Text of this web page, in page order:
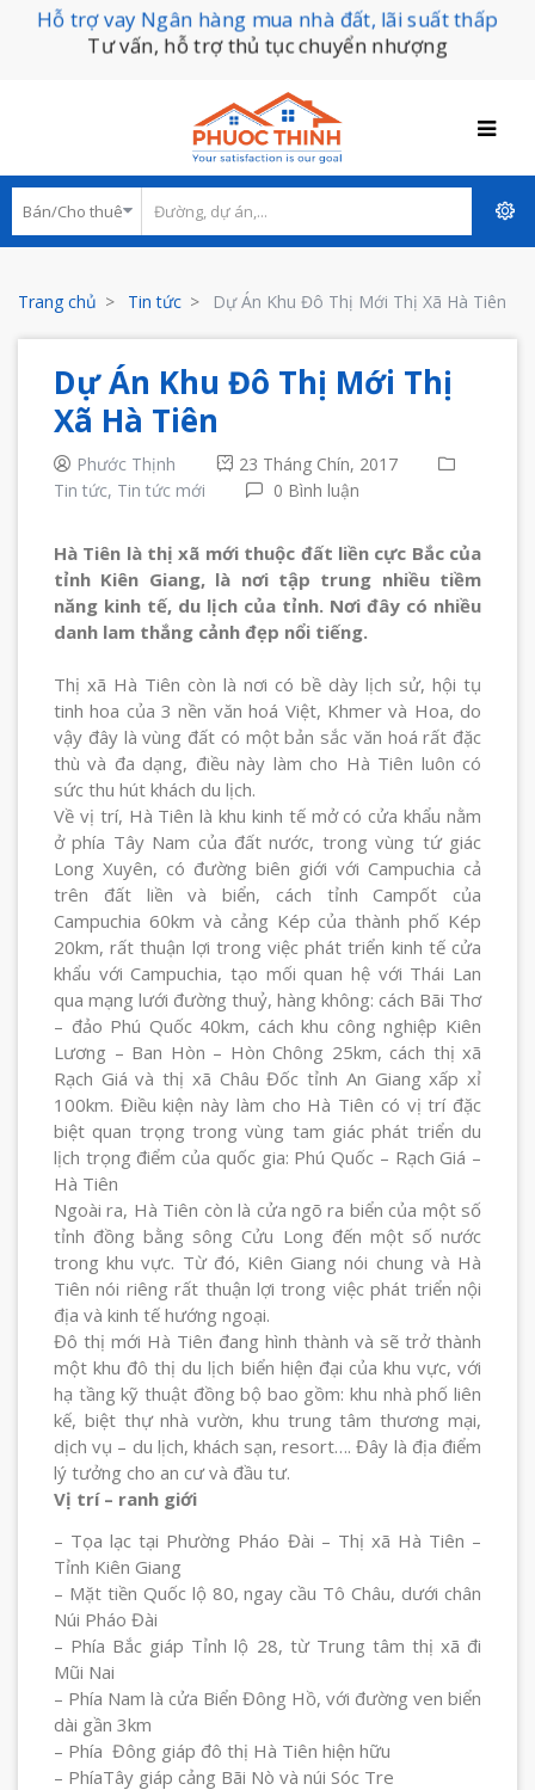
Hỗ trợ vay Ngân hàng mua nhà đất, lãi suất thấp
Tư vấn, hỗ trợ thủ tục chuyển nhượng
Trang chủ Tin tức Dự Án Khu Đô Thị Mới Thị Xã Hà Tiên
Dự Án Khu Đô Thị Mới Thị
Xã Hà Tiên
Phước Thịnh
23 Tháng Chín, 2017
Tin tức, Tin tức mới 0 Bình luận
Hà Tiên là thị xã mới thuộc đất liền cực Bắc của
tỉnh Kiên Giang, là nơi tập trung nhiều tiềm
năng kinh tế, du lịch của tỉnh. Nơi đây có nhiều
danh lam thắng cảnh đẹp nổi tiếng.
Thị xã Hà Tiên còn là nơi có bề dày lịch sử, hội tụ
tinh hoa của 3 nền văn hoá Việt, Khmer và Hoa, do
vậy đây là vùng đất có một bản sắc văn hoá rất đặc
thù và đa dạng, điều này làm cho Hà Tiên luôn có
sức thu hút khách du lịch.
Về vị trí, Hà Tiên là khu kinh tế mở có cửa khẩu nằm
ở phía Tây Nam của đất nước, trong vùng tứ giác
Long Xuyên, có đường biên giới với Campuchia cả
trên đất liền và biển, cách tỉnh Campốt của
Campuchia 60km và cảng Kép của thành phố Kép
20km, rất thuận lợi trong việc phát triển kinh tế cửa
khẩu với Campuchia, tạo mối quan hệ với Thái Lan
qua mạng lưới đường thuỷ, hàng không: cách Bãi Thơ
– đảo Phú Quốc 40km, cách khu công nghiệp Kiên
Lương – Ban Hòn – Hòn Chông 25km, cách thị xã
Rạch Giá và thị xã Châu Đốc tỉnh An Giang xấp xỉ
100km. Điều kiện này làm cho Hà Tiên có vị trí đặc
biệt quan trọng trong vùng tam giác phát triển du
lịch trọng điểm của quốc gia: Phú Quốc – Rạch Giá –
Hà Tiên
Ngoài ra, Hà Tiên còn là cửa ngõ ra biển của một số
tỉnh đồng bằng sông Cửu Long đến một số nước
trong khu vực. Từ đó, Kiên Giang nói chung và Hà
Tiên nói riêng rất thuận lợi trong việc phát triển nội
địa và kinh tế hướng ngoại.
Đô thị mới Hà Tiên đang hình thành và sẽ trở thành
một khu đô thị du lịch biển hiện đại của khu vực, với
hạ tầng kỹ thuật đồng bộ bao gồm: khu nhà phố liên
kế, biệt thự nhà vườn, khu trung tâm thương mại,
dịch vụ – du lịch, khách sạn, resort…. Đây là địa điểm
lý tưởng cho an cư và đầu tư.
Vị trí – ranh giới
– Tọa lạc tại Phường Pháo Đài – Thị xã Hà Tiên –
Tỉnh Kiên Giang
– Mặt tiền Quốc lộ 80, ngay cầu Tô Châu, dưới chân
Núi Pháo Đài
– Phía Bắc giáp Tỉnh lộ 28, từ Trung tâm thị xã đi
Mũi Nai
– Phía Nam là cửa Biển Đông Hồ, với đường ven biển
dài gần 3km
– Phía Đông giáp đô thị Hà Tiên hiện hữu
– PhíaTây giáp cảng Bãi Nò và núi Sóc Tre